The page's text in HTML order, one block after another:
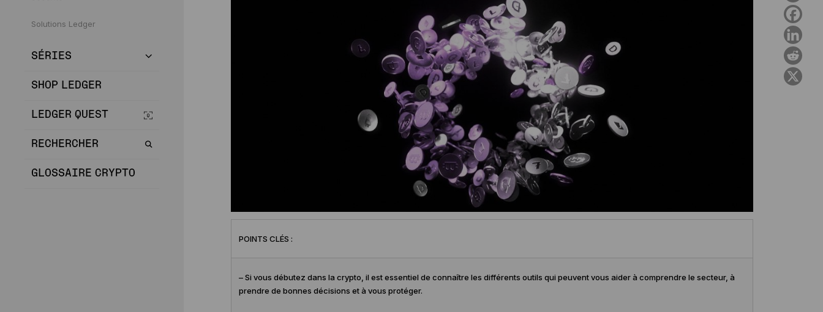
Solutions Ledger
SÉRIES
SHOP LEDGER
LEDGER QUEST
RECHERCHER
GLOSSAIRE CRYPTO
POINTS CLÉS :
– Si vous débutez dans la crypto, il est essentiel de connaître les différents outils qui peuvent vous aider à comprendre le secteur, à
prendre de bonnes décisions et à vous protéger.